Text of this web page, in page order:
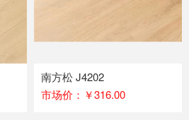
南方松 J4202
市场价：￥316.00